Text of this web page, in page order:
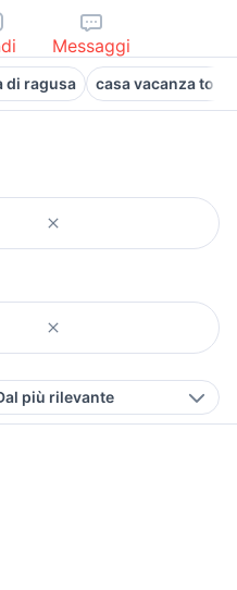
Messaggi
di ragusa casa vacanza
più rilevante